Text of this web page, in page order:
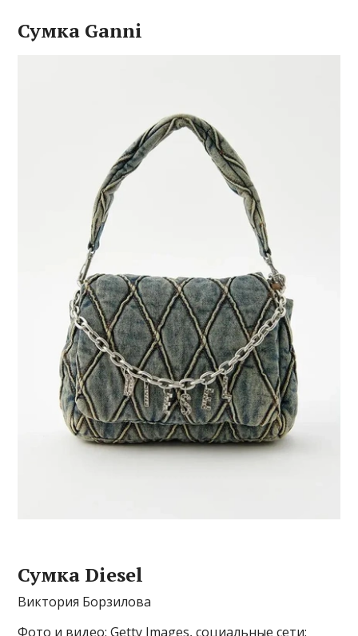
Сумка Ganni
Сумка Diesel
Виктория Борзилова
Фото и видео: Getty Images, социальные сети: